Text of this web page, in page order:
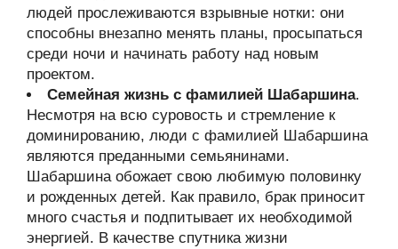
людей прослеживаются взрывные нотки: они
способны внезапно менять планы, просыпаться
среди ночи и начинать работу над новым
проектом.
Семейная жизнь с фамилией Шабаршина.
Несмотря на всю суровость и стремление к
доминированию, люди с фамилией Шабаршина
являются преданными семьянинами.
Шабаршина обожает свою любимую половинку
и рожденных детей. Как правило, брак приносит
много счастья и подпитывает их необходимой
энергией. В качестве спутника жизни